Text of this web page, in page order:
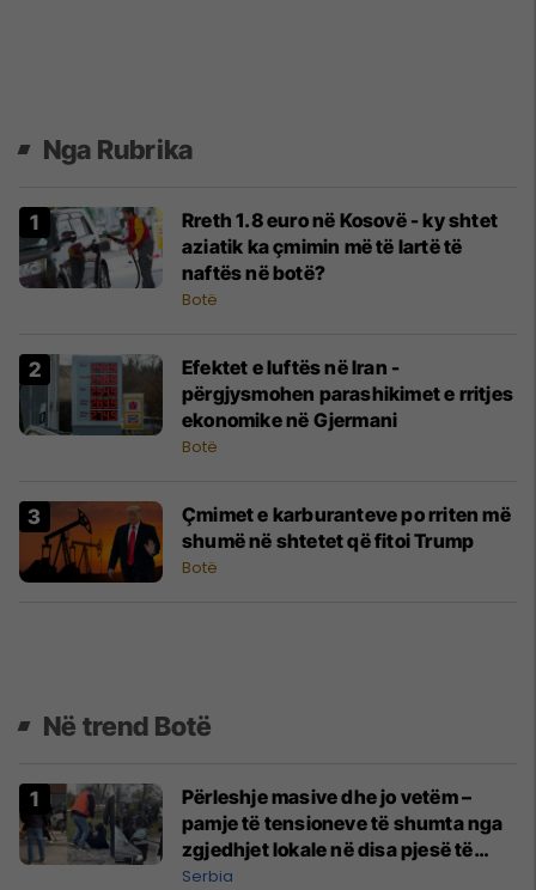
Nga Rubrika
Rreth 1.8 euro në Kosovë - ky shtet
aziatik ka çmimin më të lartë të
naftës në botë?
Botë
Efektet e luftës në Iran -
përgjysmohen parashikimet e rritjes
ekonomike në Gjermani
Botë
Çmimet e karburanteve po rriten më
shumë në shtetet që fitoi Trump
Botë
Në trend Botë
Përleshje masive dhe jo vetëm –
pamje të tensioneve të shumta nga
zgjedhjet lokale në disa pjesë të
Serbisë
Serbia